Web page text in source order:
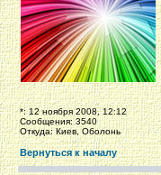
*: 12 ноября 2008, 12:12
Сообщения: 3540
Откуда: Киев, Оболонь
Вернуться к началу